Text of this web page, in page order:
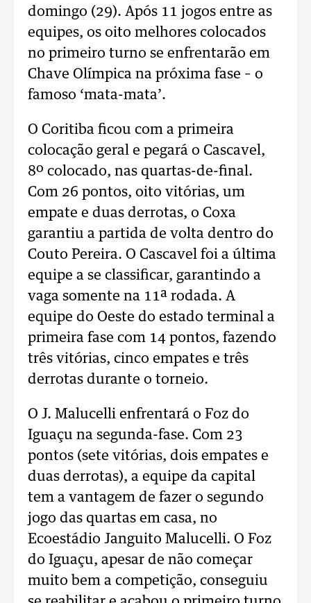
domingo (29). Após 11 jogos entre as
equipes, os oito melhores colocados
no primeiro turno se enfrentarão em
Chave Olímpica na próxima fase – o
famoso ‘mata-mata’.
O Coritiba ficou com a primeira
colocação geral e pegará o Cascavel,
8º colocado, nas quartas-de-final.
Com 26 pontos, oito vitórias, um
empate e duas derrotas, o Coxa
garantiu a partida de volta dentro do
Couto Pereira. O Cascavel foi a última
equipe a se classificar, garantindo a
vaga somente na 11ª rodada. A
equipe do Oeste do estado terminal a
primeira fase com 14 pontos, fazendo
três vitórias, cinco empates e três
derrotas durante o torneio.
O J. Malucelli enfrentará o Foz do
Iguaçu na segunda-fase. Com 23
pontos (sete vitórias, dois empates e
duas derrotas), a equipe da capital
tem a vantagem de fazer o segundo
jogo das quartas em casa, no
Ecoestádio Janguito Malucelli. O Foz
do Iguaçu, apesar de não começar
muito bem a competição, conseguiu